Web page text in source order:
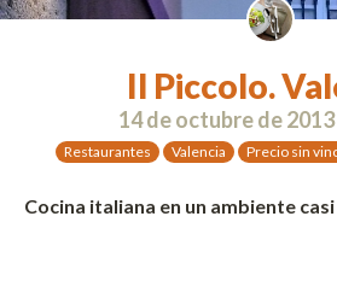
Il Piccolo.
14 de octubre de 2013
Restaurantes Valencia Precio sin
Cocina italiana en un ambiente